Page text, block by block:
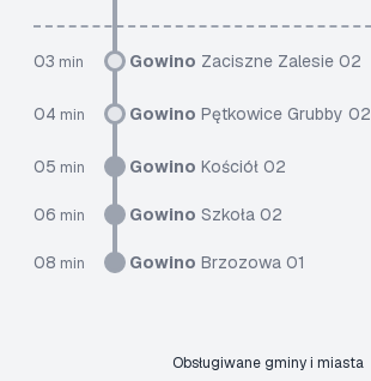
03 min Gowino Zaciszne Zalesie 02
04 min Gowino Pętkowice Grubby 02
05 min Gowino Kościół 02
06 min Gowino Szkoła 02
08 min Gowino Brzozowa 01
Obsługiwane gminy i miasta